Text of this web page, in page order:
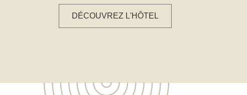
DÉCOUVREZ L'HÔTEL